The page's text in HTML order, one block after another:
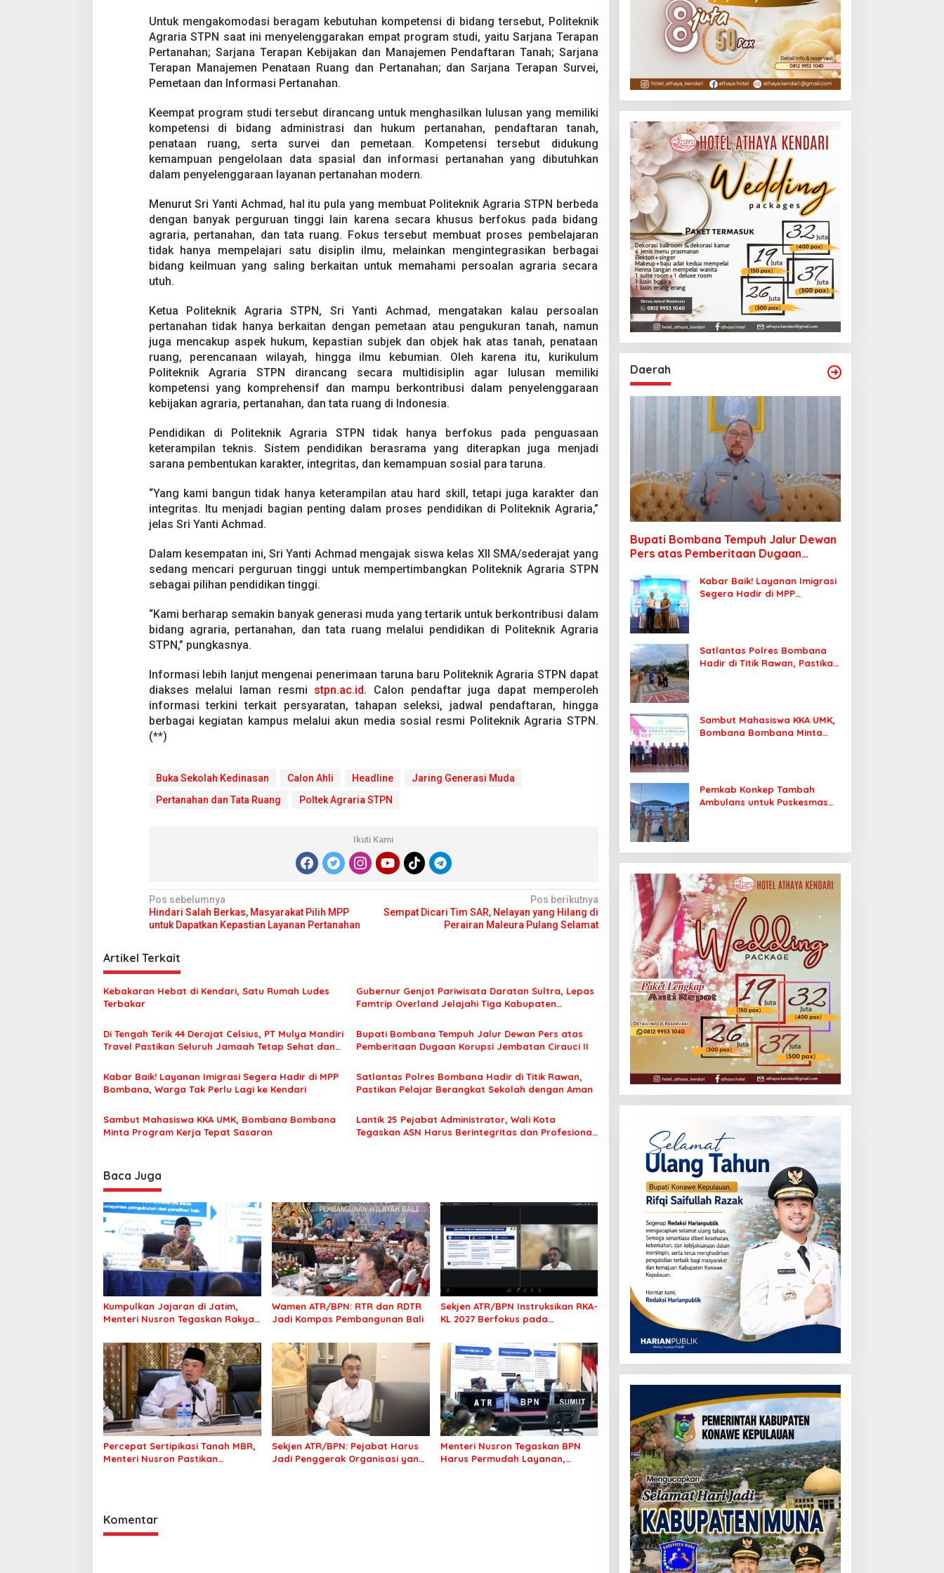
A
h
l
i
e
t
a
n
h
a
d
a
T
a
u
a
n
g
Untuk mengakomodasi beragam kebutuhan kompetensi di bidang tersebut, Politeknik
Agraria STPN saat ini menyelenggarakan empat program studi, yaitu Sarjana Terapan
Pertanahan; Sarjana Terapan Kebijakan dan Manajemen Pendaftaran Tanah; Sarjana
Terapan Manajemen Penataan Ruang dan Pertanahan; dan Sarjana Terapan Survei,
Pemetaan dan Informasi Pertanahan.
Keempat program studi tersebut dirancang untuk menghasilkan lulusan yang memiliki
kompetensi di bidang administrasi dan hukum pertanahan, pendaftaran tanah,
penataan ruang, serta survei dan pemetaan. Kompetensi tersebut didukung
kemampuan pengelolaan data spasial dan informasi pertanahan yang dibutuhkan
dalam penyelenggaraan layanan pertanahan modern.
Menurut Sri Yanti Achmad, hal itu pula yang membuat Politeknik Agraria STPN berbeda
dengan banyak perguruan tinggi lain karena secara khusus berfokus pada bidang
agraria, pertanahan, dan tata ruang. Fokus tersebut membuat proses pembelajaran
tidak hanya mempelajari satu disiplin ilmu, melainkan mengintegrasikan berbagai
bidang keilmuan yang saling berkaitan untuk memahami persoalan agraria secara
utuh.
Ketua Politeknik Agraria STPN, Sri Yanti Achmad, mengatakan kalau persoalan
pertanahan tidak hanya berkaitan dengan pemetaan atau pengukuran tanah, namun
juga mencakup aspek hukum, kepastian subjek dan objek hak atas tanah, penataan
ruang, perencanaan wilayah, hingga ilmu kebumian. Oleh karena itu, kurikulum
Politeknik Agraria STPN dirancang secara multidisiplin agar lulusan memiliki
kompetensi yang komprehensif dan mampu berkontribusi dalam penyelenggaraan
kebijakan agraria, pertanahan, dan tata ruang di Indonesia.
Pendidikan di Politeknik Agraria STPN tidak hanya berfokus pada penguasaan
keterampilan teknis. Sistem pendidikan berasrama yang diterapkan juga menjadi
sarana pembentukan karakter, integritas, dan kemampuan sosial para taruna.
“Yang kami bangun tidak hanya keterampilan atau hard skill, tetapi juga karakter dan
integritas. Itu menjadi bagian penting dalam proses pendidikan di Politeknik Agraria,”
jelas Sri Yanti Achmad.
Dalam kesempatan ini, Sri Yanti Achmad mengajak siswa kelas XII SMA/sederajat yang
sedang mencari perguruan tinggi untuk mempertimbangkan Politeknik Agraria STPN
sebagai pilihan pendidikan tinggi.
“Kami berharap semakin banyak generasi muda yang tertarik untuk berkontribusi dalam
bidang agraria, pertanahan, dan tata ruang melalui pendidikan di Politeknik Agraria
STPN,” pungkasnya.
Informasi lebih lanjut mengenai penerimaan taruna baru Politeknik Agraria STPN dapat
diakses melalui laman resmi stpn.ac.id. Calon pendaftar juga dapat memperoleh
informasi terkini terkait persyaratan, tahapan seleksi, jadwal pendaftaran, hingga
berbagai kegiatan kampus melalui akun media sosial resmi Politeknik Agraria STPN.
(**)
Buka Sekolah Kedinasan Calon Ahli Headline
Jaring Generasi Muda
Pertanahan dan Tata Ruang
Poltek Agraria STPN
Ikuti Kami
N
a
i
g
a
i
o
s
Pos sebelumnya
Hindari Salah Berkas, Masyarakat Pilih MPP
untuk Dapatkan Kepastian Layanan Pertanahan
Pos berikutnya
Sempat Dicari Tim SAR, Nelayan yang Hilang di
Perairan Maleura Pulang Selamat
Artikel Terkait
Kebakaran Hebat di Kendari, Satu Rumah Ludes
Terbakar
Gubernur Genjot Pariwisata Daratan Sultra, Lepas
Famtrip Overland Jelajahi Tiga Kabupaten
Di Tengah Terik 44 Derajat Celsius, PT Mulya Mandiri
Travel Pastikan Seluruh Jamaah Tetap Sehat dan
Bupati Bombana Tempuh Jalur Dewan Pers atas
Pemberitaan Dugaan Korupsi Jembatan Cirauci II
Kabar Baik! Layanan Imigrasi Segera Hadir di MPP
Bombana, Warga Tak Perlu Lagi ke Kendari
Satlantas Polres Bombana Hadir di Titik Rawan,
Pastikan Pelajar Berangkat Sekolah dengan Aman
Sambut Mahasiswa KKA UMK, Bombana Bombana
Minta Program Kerja Tepat Sasaran
Lantik 25 Pejabat Administrator, Wali Kota
Tegaskan ASN Harus Berintegritas dan Profesional
Baca Juga
Kumpulkan Jajaran di Jatim,
Menteri Nusron Tegaskan Rakyat
Wamen ATR/BPN: RTR dan RDTR
Jadi Kompas Pembangunan Bali
Sekjen ATR/BPN Instruksikan RKA-
KL 2027 Berfokus pada
Pertanahan
Percepat Sertipikasi Tanah MBR,
Menteri Nusron Pastikan
Sekjen ATR/BPN: Pejabat Harus
Jadi Penggerak Organisasi yang
Menteri Nusron Tegaskan BPN
Harus Permudah Layanan,
Komentar
Daerah
Bupati Bombana Tempuh Jalur Dewan
Pers atas Pemberitaan Dugaan
Kabar Baik! Layanan Imigrasi
Segera Hadir di MPP
Satlantas Polres Bombana
Hadir di Titik Rawan, Pastikan
Sambut Mahasiswa KKA UMK,
Bombana Bombana Minta
Pemkab Konkep Tambah
Ambulans untuk Puskesmas